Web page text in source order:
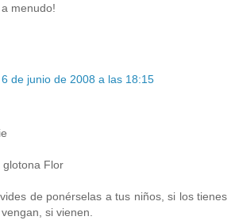
menudo!
6 de junio de 2008 a las 18:15
glotona Flor
de ponérselas a tus niños, si los tienes
si vienen.